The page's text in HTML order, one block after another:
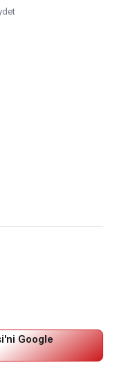
Google